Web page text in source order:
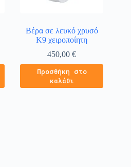
Βέρα σε λευκό χρυσό
Κ9 χειροποίητη
450,00€
Προσθήκη στο
καλάθι